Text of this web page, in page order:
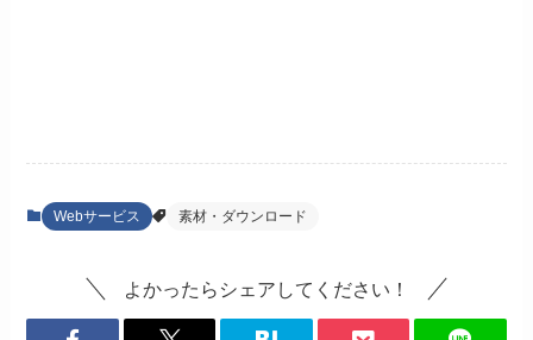
Webサービス 素材・ダウンロード
よかったらシェアしてください！